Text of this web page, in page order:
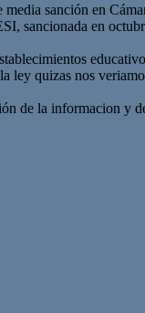
sanción en
sancionada en
ley quizas nos
de la informacion y